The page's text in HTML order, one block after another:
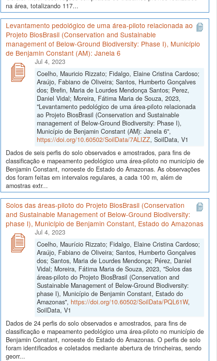
na área, totalizando 117...
Levantamento pedológico de uma área-piloto relacionada ao
Projeto BiosBrasil (Conservation and Sustainable
management of Below-Ground Biodiversity: Phase I), Município
de Benjamin Constant (AM): Janela 6
Jul 4, 2023
Coelho, Mauricio Rizzato; Fidalgo, Elaine Cristina Cardoso;
Araújo, Fabiano de Oliveira; Santos, Humberto Gonçalves
dos; Brefin, Maria de Lourdes Mendonça Santos; Perez,
Daniel Vidal; Moreira, Fátima Maria de Souza, 2023,
"Levantamento pedológico de uma área-piloto relacionada
ao Projeto BiosBrasil (Conservation and Sustainable
management of Below-Ground Biodiversity: Phase I),
Município de Benjamin Constant (AM): Janela 6",
https://doi.org/10.60502/SoilData/7ALIZZ, SoilData, V1
Dados de seis perfis do solo observados e amostrados, para fins de
classificação e mapeamento pedológico uma área-piloto no município de
Benjamin Constant, noroeste do Estado do Amazonas. As observações
dos foram feitas em intervalos regulares, a cada 100 m, além de
amostras extr...
Solos das áreas-piloto do Projeto BiosBrasil (Conservation
and Sustainable Management of Below-Ground Biodiversity:
phase I), Município de Benjamin Constant, Estado do Amazonas
Jul 4, 2023
Coelho, Maurício Rizzato; Fidalgo, Elaine Cristina Cardoso;
Araújo, Fabiano de Oliveira; Santos, Humberto Gonçalves
dos; Santos, Maria de Lourdes Mendonça; Pérez, Daniel
Vidal; Moreira, Fátima Maria de Souza, 2023, "Solos das
áreas-piloto do Projeto BiosBrasil (Conservation and
Sustainable Management of Below-Ground Biodiversity:
phase I), Município de Benjamin Constant, Estado do
Amazonas", https://doi.org/10.60502/SoilData/PQL61W,
SoilData, V1
Dados de 24 perfis do solo observados e amostrados, para fins de
classificação e mapeamento pedológico uma área-piloto no município de
Benjamin Constant, noroeste do Estado do Amazonas. O perfis de solo
foram identificados e coletados mediante abertura de trincheiras, sendo
georr...